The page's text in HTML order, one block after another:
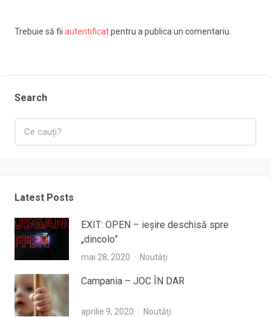
Trebuie să fii autentificatpentru a publica un comentariu.
Search
Latest Posts
EXIT: OPEN – ieşire deschisă spre
„dincolo”
mai 28, 2020 Noutăți
Campania – JOC ÎN DAR
aprilie 9, 2020 Noutăți